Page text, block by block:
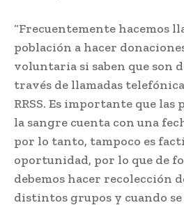
“Frecuentemente hacemos
población a hacer
voluntaria si saben que son
través de llamadas
RRSS. Es importante que las
la sangre cuenta con una
por lo tanto, tampoco es
oportunidad, por lo que de
debemos hacer recolección
distintos grupos y cuando